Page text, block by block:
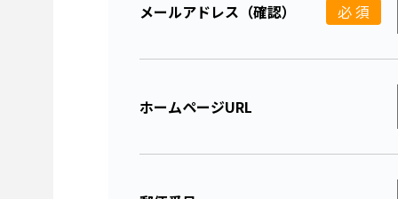
メールアドレス（確認） 必 須
ホームページURL